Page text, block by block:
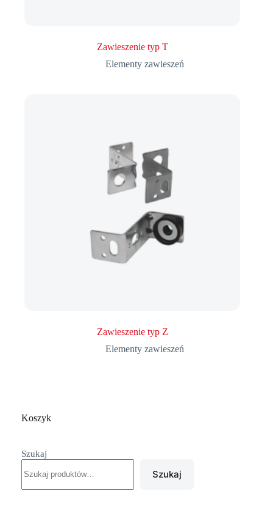
Zawieszenie typ T
Elementy zawieszeń
Zawieszenie typ Z
Elementy zawieszeń
Koszyk
Szukaj
Szukaj